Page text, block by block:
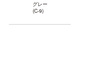
グレー
(C-9)